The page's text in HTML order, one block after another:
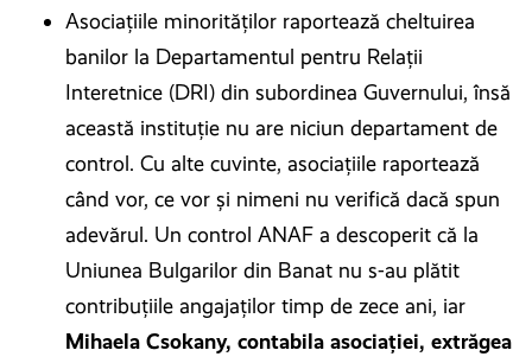
Asociațiile minorităților raportează cheltuirea
banilor la Departamentul pentru Relații
Interetnice (DRI) din subordinea Guvernului, însă
această instituție nu are niciun departament de
control. Cu alte cuvinte, asociațiile raportează
când vor, ce vor și nimeni nu verifică dacă spun
adevărul. Un control ANAF a descoperit că la
Uniunea Bulgarilor din Banat nu s-au plătit
contribuțiile angajaților timp de zece ani, iar
Mihaela Csokany, contabila asociației, extrăgea